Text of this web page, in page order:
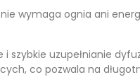
wymaga ognia ani
szybkie uzupełnianie
co pozwala na